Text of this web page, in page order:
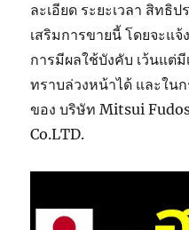
ละเอียด ระยะเวลา สิทธิ
เสริมการขายนี้ โดยจะแ
การมีผลใช้บังคับ เว้นแต่
ทราบล่วงหน้าได้ และใ
ของ บริษัท Mitsui
Co.LTD.